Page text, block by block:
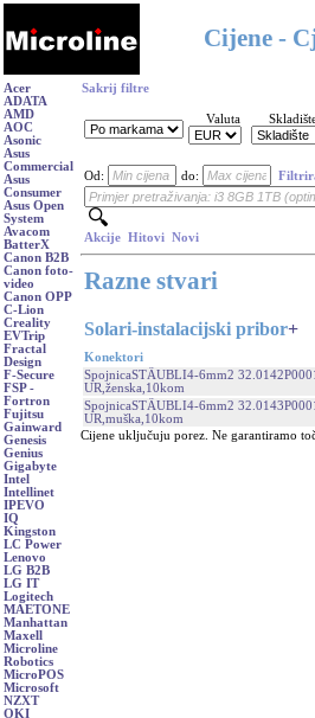
Cijene -
Acer
ADATA
AMD
AOC
Asonic
Asus
Commercial
Asus
Consumer
Asus Open
System
Avacom
BatterX
Canon B2B
Canon foto-
video
Canon OPP
C-Lion
Creality
EVTrip
Fractal
Design
F-Secure
FSP -
Fortron
Fujitsu
Gainward
Genesis
Genius
Gigabyte
Intel
Intellinet
IPEVO
IQ
Kingston
LC Power
Lenovo
LG B2B
LG IT
Logitech
MAETONE
Manhattan
Maxell
Microline
Robotics
MicroPOS
Microsoft
NZXT
OKI
Sakrij filtre
Valuta
Od: do:
Akcije Hitovi Novi
Razne stvari
Solari-instalacijski pribor+
Konektori
SpojnicaSTÄUBLI4-6mm2
UR,ženska,10kom
SpojnicaSTÄUBLI4-6mm2
UR,muška,10kom
Cijene uključuju porez. Ne garantiramo